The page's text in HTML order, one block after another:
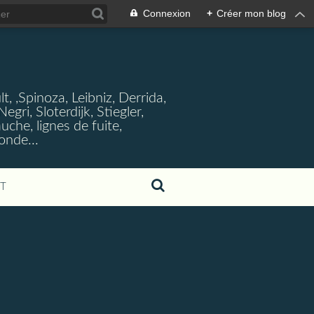
Connexion + Créer mon blog
,Spinoza, Leibniz, Derrida,
Sloterdijk, Stiegler,
lignes de fuite,